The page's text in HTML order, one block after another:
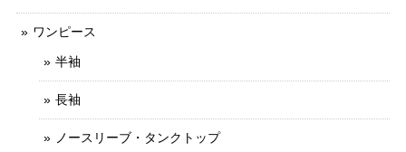
ワンピース
半袖
長袖
ノースリーブ・タンクトップ